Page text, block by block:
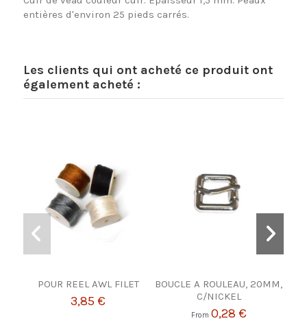
entières d'environ 25 pieds carrés.
Les clients qui ont acheté ce produit ont
également acheté :
POUR REEL AWL FILET
3,85 €
BOUCLE A ROULEAU, 20MM,
C/NICKEL
From 0,28 €